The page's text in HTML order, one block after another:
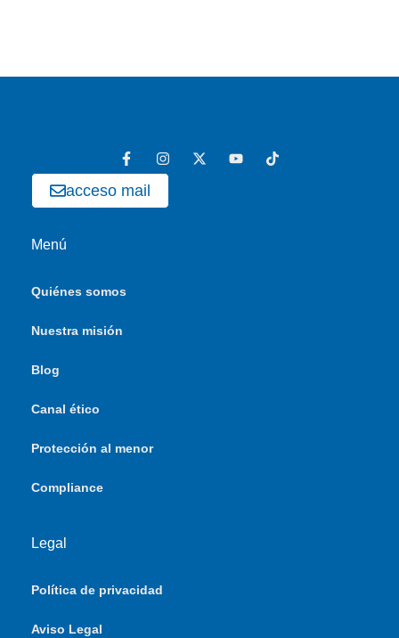
acceso mail
Menú
Quiénes somos
Nuestra misión
Blog
Canal ético
Protección al menor
Compliance
Legal
Política de privacidad
Aviso Legal